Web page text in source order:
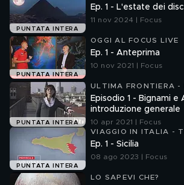
PUNTATA INTERA
Ep. 1 - L'estate dei
11 nov 2024 | Focus
PUNTATA INTERA
OGGI AL FOCUS LIVE
Ep. 1 - Anteprima
10 nov 2021 | Focus
PUNTATA INTERA
ULTIMA FRONTIERA -
SCIENZA
Episodio 1 - Bignami e
introduzione generale
10 apr 2021 | Focus
PUNTATA INTERA
VIAGGIO IN ITALIA -
SCIENZA E NATURA
Ep. 1 - Sicilia
08 ago 2023 | Focus
LO SAPEVI CHE?